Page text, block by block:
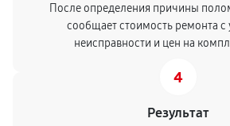
После определения причины
сообщает стоимость ремонта с
неисправности и цен на
4
Результат